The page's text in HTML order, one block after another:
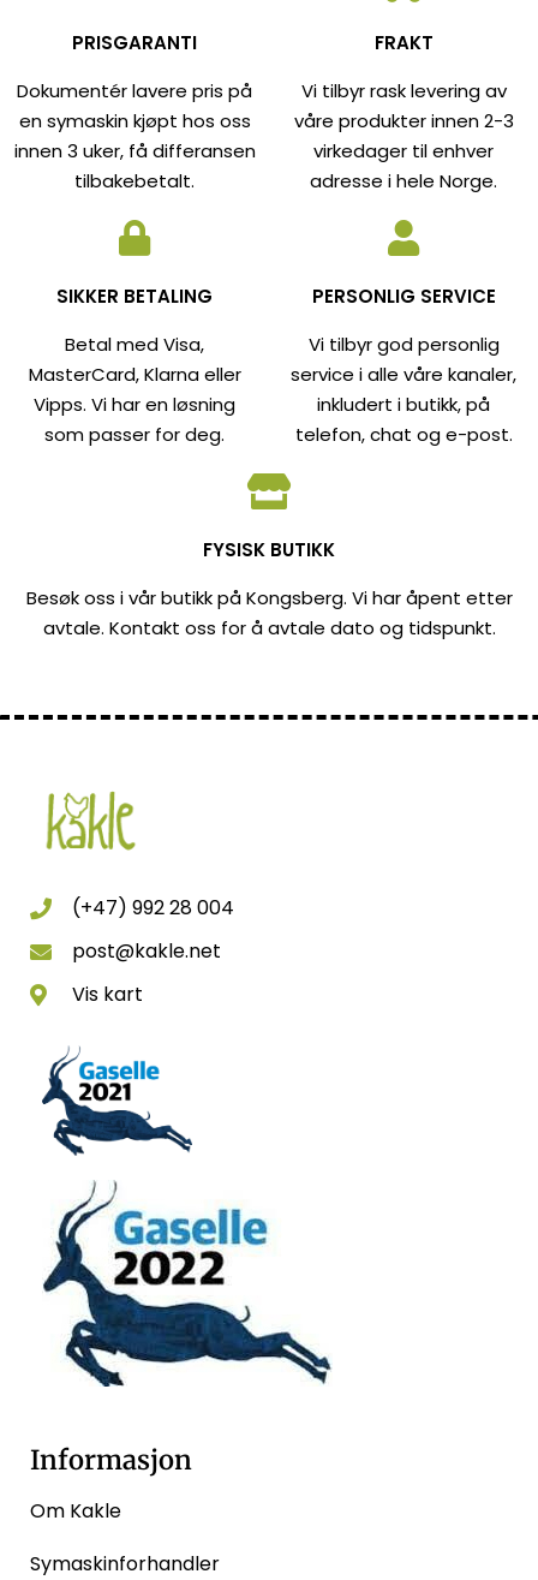
PRISGARANTI
Dokumentér lavere pris på
en symaskin kjøpt hos oss
innen 3 uker, få differansen
tilbakebetalt.
FRAKT
Vi tilbyr rask levering av
våre produkter innen 2-3
virkedager til enhver
adresse i hele Norge.
SIKKER BETALING
Betal med Visa,
MasterCard, Klarna eller
Vipps. Vi har en løsning
som passer for deg.
PERSONLIG SERVICE
Vi tilbyr god personlig
service i alle våre kanaler,
inkludert i butikk, på
telefon, chat og e-post.
FYSISK BUTIKK
Besøk oss i vår butikk på Kongsberg. Vi har åpent etter
avtale. Kontakt oss for å avtale dato og tidspunkt.
(+47) 992 28 004
post@kakle.net
Vis kart
Informasjon
Om Kakle
Symaskinforhandler